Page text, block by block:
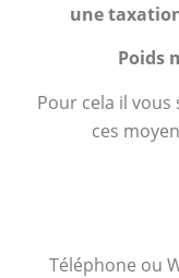
une
Poids
Pour cela il
ces
Téléphone ou